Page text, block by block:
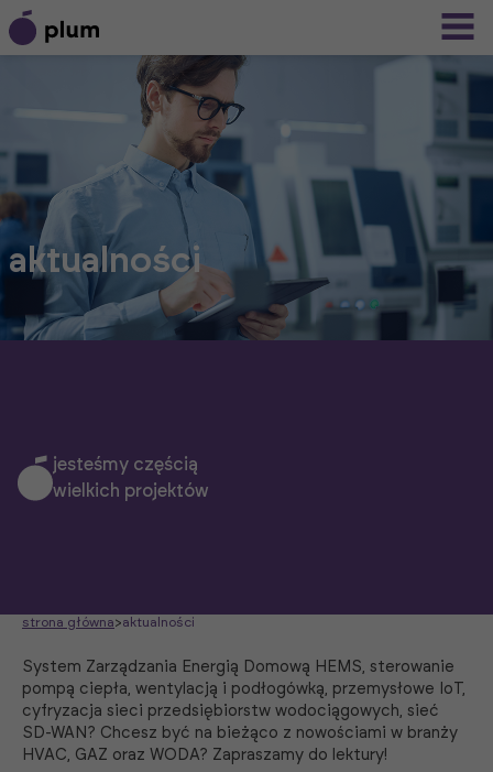
aktualności
jesteśmy częścią
wielkich projektów
strona główna>aktualności
System Zarządzania Energią Domową HEMS, sterowanie
pompą ciepła, wentylacją i podłogówką, przemysłowe IoT,
cyfryzacja sieci przedsiębiorstw wodociągowych, sieć
SD-WAN? Chcesz być na bieżąco z nowościami w branży
HVAC, GAZ oraz WODA? Zapraszamy do lektury!